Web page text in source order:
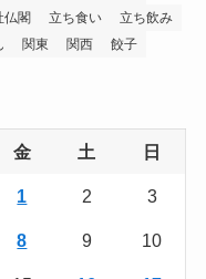
仏閣 立ち食い
立ち飲み
関東 関西 餃子
金 土 日
1 2 3
8 9 10